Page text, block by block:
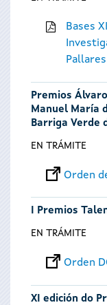
Bases
Pallares
Premios
Manuel María
Barriga
EN TRÁMITE
Orden
I Premios
EN TRÁMITE
Orden
XI edición do